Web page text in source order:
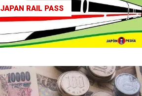
JAPAN RAIL PASS